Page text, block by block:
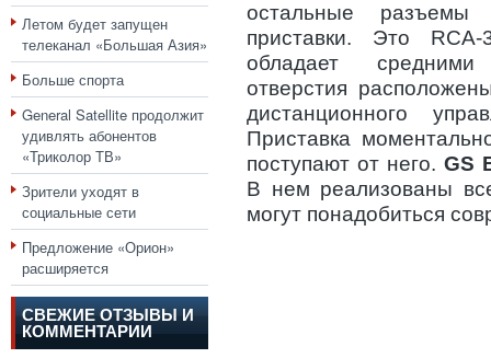
Летом будет запущен
телеканал «Большая Азия»
Больше спорта
General Satellite продолжит
удивлять абонентов
«Триколор ТВ»
Зрители уходят в
социальные сети
Предложение «Орион»
расширяется
СВЕЖИЕ ОТЗЫВЫ И
КОММЕНТАРИИ
остальные
приставки. Это
обладает
отверстия
дистанционного
Приставка
поступают от него. GS
В нем реализованы
могут понадобиться